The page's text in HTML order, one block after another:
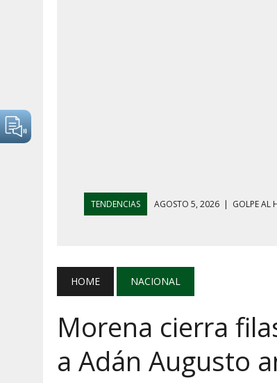
TENDENCIAS AGOSTO 4, 2026 |
AGOSTO 5, 2026 | TRANSPARENCIA,
GOLPE AL HUACHICOL:
HOME NACIONAL
Morena cierra
a Adán Augusto